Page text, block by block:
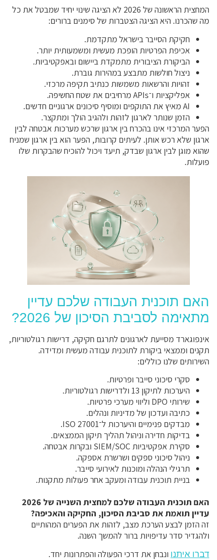
המחצית הראשונה של 2026 לא הציגה שינוי יחיד שמבטל את כל
מה שהכרנו. היא הציגה הצטברות של סימנים ברורים:
חקיקת הסייבר בישראל מתקדמת.
אכיפת הפרטיות הופכת מעשית ומשמעותית יותר.
הביקורת הציבורית מתמקדת ביישום ובאפקטיביות.
ניצול חולשות מתבצע במהירות גוברת.
זהויות והרשאות משמשות כנתיב תקיפה מרכזי.
אפליקציות ו־APIs מרחיבים את שטח החשיפה.
AI מאיץ את התוקפים ומוסיף סיכונים ארגוניים חדשים.
הזמן שנותר לארגון לזהות ולהגיב הולך ומתקצר.
הפער המרכזי אינו בהכרח בין ארגון שרכש מערכות אבטחה לבין
ארגון שלא רכש אותן. לעיתים קרובות, הפער הוא בין ארגון שמניח
שהוא מוגן לבין ארגון שבדק, תיעד ויכול להוכיח שהבקרות שלו
פועלות.
האם תוכנית העבודה שלכם עדיין
מתאימה לסביבת הסיכון של 2026?
אינפוגארד מסייעת לארגונים לתרגם חקיקה, דרישות רגולטוריות,
תקנים וממצאי ביקורת לתוכנית עבודה מעשית ומדידה.
השירותים שלנו כוללים:
סקרי סיכוני סייבר ופרטיות.
היערכות לתיקון 13 ולדרישות רגולטוריות.
שירותי DPO וליווי מערכי פרטיות.
כתיבה ועדכון של מדיניות ונהלים.
מבדקים פנימיים והיערכות ל־ISO 27001.
בדיקות חדירה וניהול תהליך תיקון הממצאים.
סקירת אפקטיביות SIEM/SOC ובקרות אבטחה.
ניהול סיכוני ספקים ושרשרת אספקה.
תרגילי הנהלה ומוכנות לאירועי סייבר.
בניית תוכנית עבודה ומעקב אחר פעולות מתקנות.
האם תוכנית העבודה שלכם למחצית השנייה של 2026
עדיין תואמת את סביבת הסיכון, החקיקה והאכיפה?
זה הזמן לבצע הערכת מצב, לזהות את הפערים המהותיים
ולהגדיר סדר עדיפויות ברור להמשך השנה.
דברו איתנו ונבחן את דרכי הפעולה והפתרונות יחד.